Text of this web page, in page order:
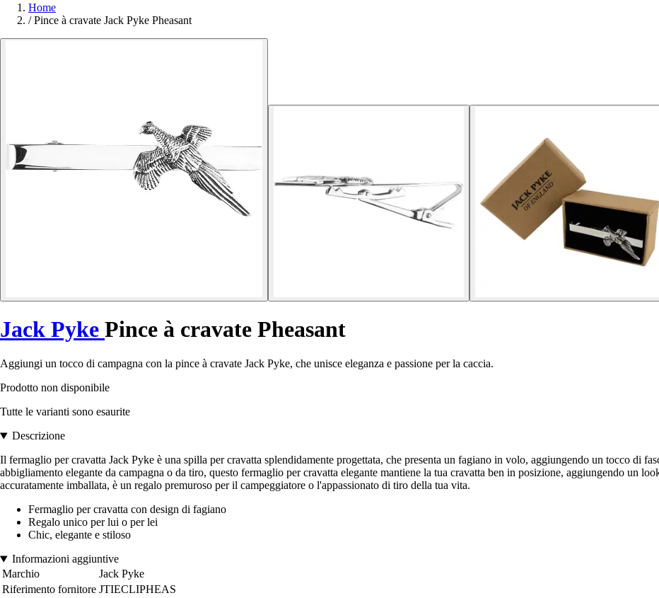
Home
/ Pince à cravate Jack Pyke Pheasant
Jack Pyke Pince à cravate Pheasant
Aggiungi un tocco di campagna con la pince à cravate Jack Pyke, che unisce eleganza e passione per la caccia.
Prodotto non disponibile
Tutte le varianti sono esaurite
Descrizione
Il fermaglio per cravatta Jack Pyke è una spilla per cravatta splendidamente progettata, che presenta un fagiano in volo, aggiungendo un tocco di
abbigliamento elegante da campagna o da tiro, questo fermaglio per cravatta elegante mantiene la tua cravatta ben in posizione, aggiungendo un
accuratamente imballata, è un regalo premuroso per il campeggiatore o l'appassionato di tiro della tua vita.
Fermaglio per cravatta con design di fagiano
Regalo unico per lui o per lei
Chic, elegante e stiloso
Informazioni aggiuntive
Marchio
Jack Pyke
Riferimento fornitore JTIECLIPHEAS